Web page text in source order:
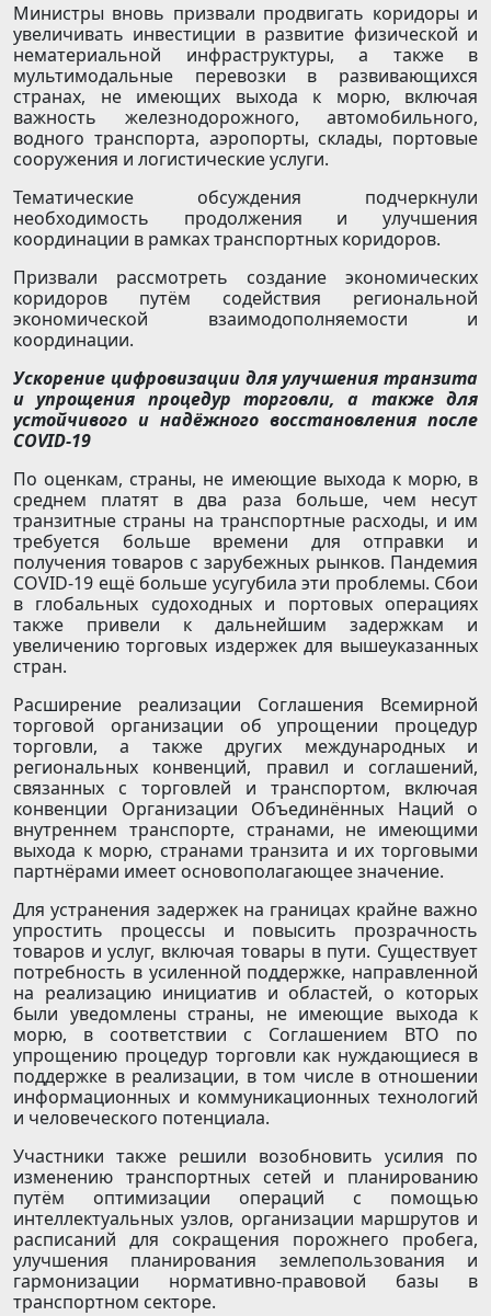
Министры вновь призвали продвигать коридоры и
увеличивать инвестиции в развитие физической и
нематериальной инфраструктуры, а также в
мультимодальные перевозки в развивающихся
странах, не имеющих выхода к морю, включая
важность железнодорожного, автомобильного,
водного транспорта, аэропорты, склады, портовые
сооружения и логистические услуги.
Тематические обсуждения подчеркнули
необходимость продолжения и улучшения
координации в рамках транспортных коридоров.
Призвали рассмотреть создание экономических
коридоров путём содействия региональной
экономической взаимодополняемости и
координации.
Ускорение цифровизации для улучшения транзита
и упрощения процедур торговли, а также для
устойчивого и надёжного восстановления после
COVID-19
По оценкам, страны, не имеющие выхода к морю, в
среднем платят в два раза больше, чем несут
транзитные страны на транспортные расходы, и им
требуется больше времени для отправки и
получения товаров с зарубежных рынков. Пандемия
COVID-19 ещё больше усугубила эти проблемы. Сбои
в глобальных судоходных и портовых операциях
также привели к дальнейшим задержкам и
увеличению торговых издержек для вышеуказанных
стран.
Расширение реализации Соглашения Всемирной
торговой организации об упрощении процедур
торговли, а также других международных и
региональных конвенций, правил и соглашений,
связанных с торговлей и транспортом, включая
конвенции Организации Объединённых Наций о
внутреннем транспорте, странами, не имеющими
выхода к морю, странами транзита и их торговыми
партнёрами имеет основополагающее значение.
Для устранения задержек на границах крайне важно
упростить процессы и повысить прозрачность
товаров и услуг, включая товары в пути. Существует
потребность в усиленной поддержке, направленной
на реализацию инициатив и областей, о которых
были уведомлены страны, не имеющие выхода к
морю, в соответствии с Соглашением ВТО по
упрощению процедур торговли как нуждающиеся в
поддержке в реализации, в том числе в отношении
информационных и коммуникационных технологий
и человеческого потенциала.
Участники также решили возобновить усилия по
изменению транспортных сетей и планированию
путём оптимизации операций с помощью
интеллектуальных узлов, организации маршрутов и
расписаний для сокращения порожнего пробега,
улучшения планирования землепользования и
гармонизации нормативно-правовой базы в
транспортном секторе.